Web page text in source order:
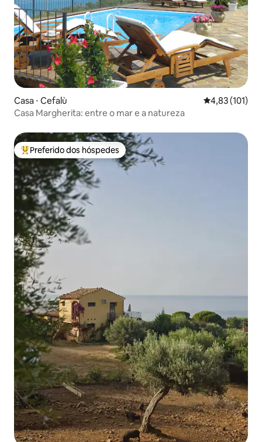
Casa ⋅ Cefalù 4,83 de uma
4,83 (101)
Casa Margherita: entre o mar e a natureza
Entre os melhores preferidos dos hóspedes
Preferido dos hóspedes